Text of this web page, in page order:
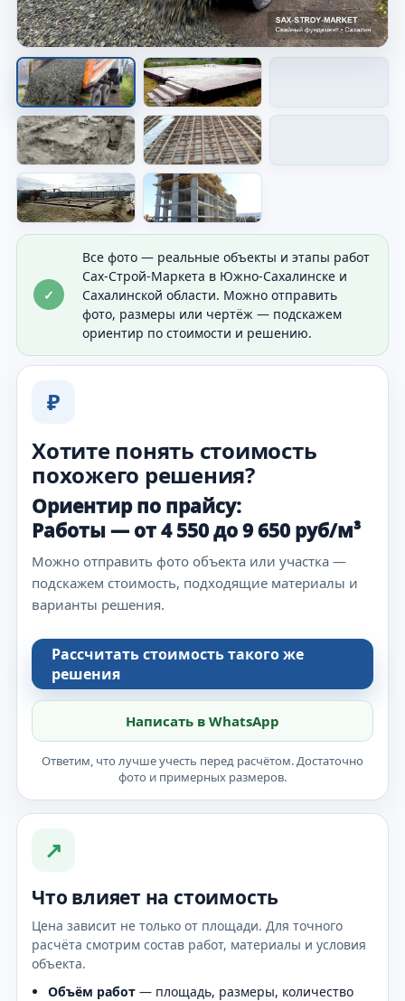
Опалубка перед заливкой
Показана форма будущего основания перед
бетоном.
✓
Все фото — реальные объекты и этапы работ
Сах-Строй-Маркета в Южно-Сахалинске и
Сахалинской области. Можно отправить
фото, размеры или чертёж — подскажем
ориентир по стоимости и решению.
₽
Хотите понять стоимость
похожего решения?
Ориентир по прайсу:
Работы — от 4 550 до 9 650 руб/м³
Можно отправить фото объекта или участка —
подскажем стоимость, подходящие материалы и
варианты решения.
Рассчитать стоимость такого же
решения
Написать в WhatsApp
Ответим, что лучше учесть перед расчётом. Достаточно
фото и примерных размеров.
↗
Что влияет на стоимость
Цена зависит не только от площади. Для точного
расчёта смотрим состав работ, материалы и условия
объекта.
Объём работ — площадь, размеры, количество